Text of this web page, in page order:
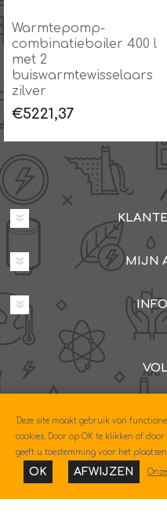
Warmtepomp/solar-
boiler
Van af €3020,93
MIJN
'Deze site maakt gebruik van
cookies. Door op OK te klikken of
geeft u toestemming voor het plaatsen
OK AFWIJZEN